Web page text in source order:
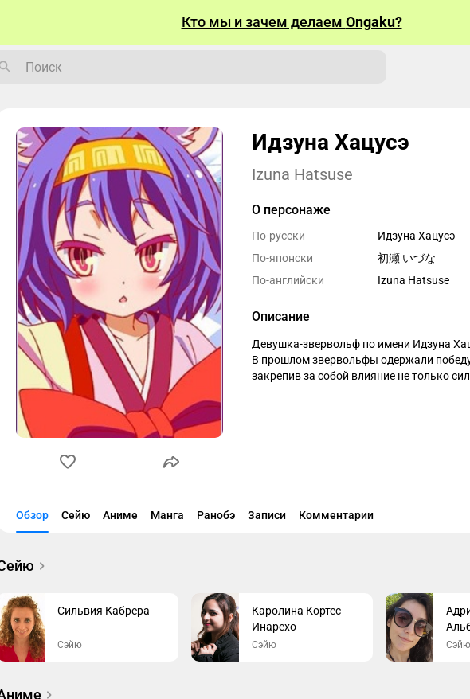
Кто мы и зачем делаем Ongaku?
Идзуна Хацусэ
Izuna Hatsuse
Описание
Девушка-звервольф по имени Идзуна
В прошлом звервольфы одержали
закрепив за собой влияние не только
О персонаже
По-русски
Идзуна Хацусэ
По-японски
初瀬 いづな
По-английски
Izuna Hatsuse
Обзор Сейю Аниме Манга Ранобэ Записи Комментарии
Сильвия Кабрера
Сэйю
Каролина Кортес
Инарехо
Сэйю Сэйю